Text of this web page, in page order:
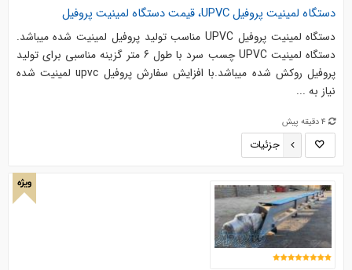
دستگاه لمینیت پروفیل UPVC، قیمت دستگاه لمینیت پروفیل
دستگاه لمینیت پروفیل UPVC مناسب تولید پروفیل لمینیت شده میباشد.
دستگاه لمینیت UPVC چسب سرد با طول 6 متر گزینه مناسبی برای تولید
پروفیل روکش شده میباشد.با افزایش سفارش پروفیل upvc لمینیت شده
نیاز به ...
4 دقیقه پیش
جزئیات
ویژه